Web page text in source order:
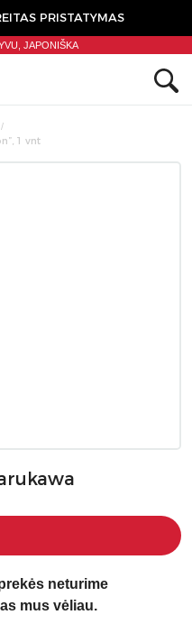
PRISTATYMAS
JAPONIŠKA
1 vnt
neturime
mus vėliau.